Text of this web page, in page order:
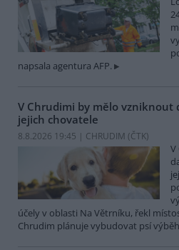
napsala agentura AFP.
V Chrudimi by mělo vzniknout
jejich chovatele
8.8.2026 19:45 | CHRUDIM (ČTK)
V
účely v oblasti Na Větrníku, řekl
Chrudim plánuje vybudovat psí